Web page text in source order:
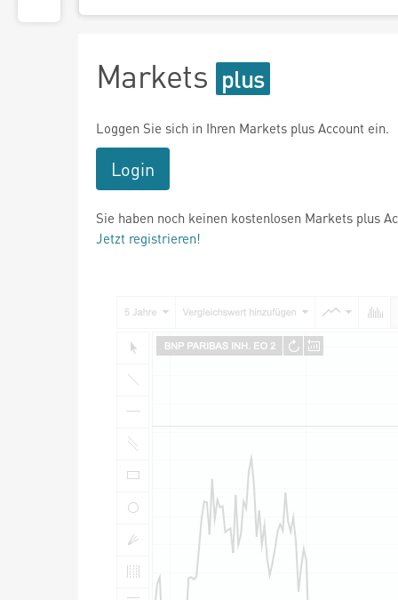
Markets
Loggen Sie sich in Ihren Markets plus Account ein.
Login
Sie haben noch keinen kostenlosen Markets plus
Jetzt registrieren!